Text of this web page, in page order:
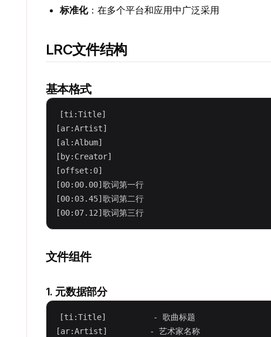
标准化：在多个平台和应用中广泛采用
LRC文件结构
基本格式
[ti:Title]
[ar:Artist]
[al:Album]
[by:Creator]
[offset:0]
[00:00.00]歌词第一行
[00:03.45]歌词第二行
[00:07.12]歌词第三行
文件组件
1. 元数据部分
[ti:Title]          - 歌曲标题
[ar:Artist]         - 艺术家名称